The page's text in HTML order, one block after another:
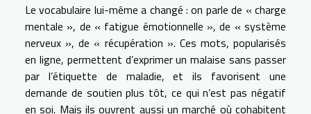
Le vocabulaire lui-même a changé : on parle de « charge
mentale », de « fatigue émotionnelle », de « système
nerveux », de « récupération ». Ces mots, popularisés
en ligne, permettent d’exprimer un malaise sans passer
par l’étiquette de maladie, et ils favorisent une
demande de soutien plus tôt, ce qui n’est pas négatif
en soi. Mais ils ouvrent aussi un marché où cohabitent